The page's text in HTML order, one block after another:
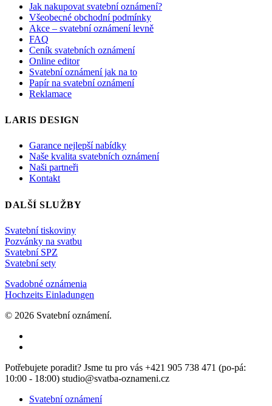
Jak nakupovat svatební oznámení?
Všeobecné obchodní podmínky
Akce – svatební oznámení levně
FAQ
Ceník svatebních oznámení
Online editor
Svatební oznámení jak na to
Papír na svatební oznámení
Reklamace
LARIS DESIGN
Garance nejlepší nabídky
Naše kvalita svatebních oznámení
Naši partneři
Kontakt
DALŠÍ SLUŽBY
Svatební tiskoviny
Pozvánky na svatbu
Svatební SPZ
Svatební sety
Svadobné oznámenia
Hochzeits Einladungen
© 2026 Svatební oznámení.
Close
Menu
Potřebujete poradit? Jsme tu pro vás +421 905 738 471 (po-pá:
10:00 - 18:00) studio@svatba-oznameni.cz
Svatební oznámení